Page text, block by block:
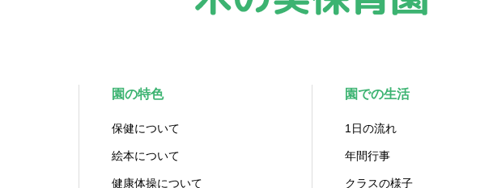
園の特色
保健について
絵本について
健康体操について
園での生活
1日の流れ
年間行事
クラスの様子